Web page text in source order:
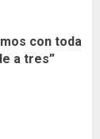
con toda
a tres”